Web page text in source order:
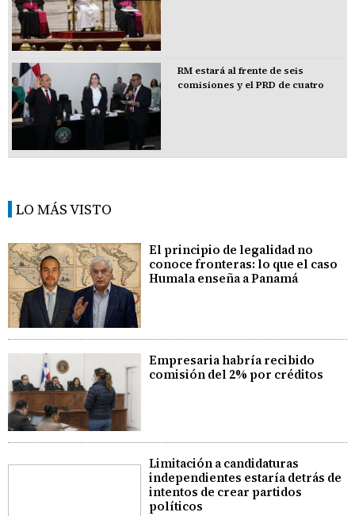
RM estará al frente de seis
comisiones y el PRD de cuatro
LO MÁS VISTO
El principio de legalidad no
conoce fronteras: lo que el caso
Humala enseña a Panamá
Empresaria habría recibido
comisión del 2% por créditos
Limitación a candidaturas
independientes estaría detrás de
intentos de crear partidos
políticos